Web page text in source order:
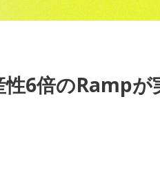
性6倍のRamp